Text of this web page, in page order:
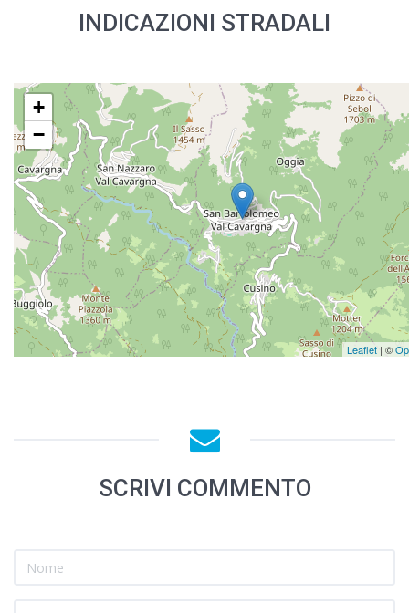
INDICAZIONI STRADALI
+
−
Leaflet | ©
SCRIVI COMMENTO